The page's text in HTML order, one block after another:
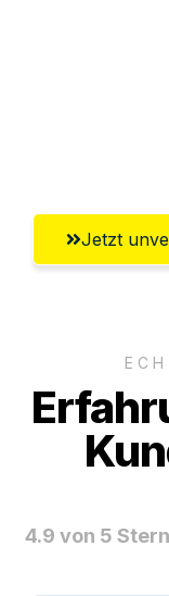
Jetzt
4.9 von 5